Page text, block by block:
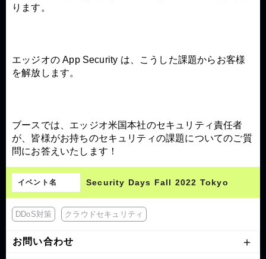
ります。
エッジオの App Security は、こうした課題からお客様
を解放します。
ブースでは、エッジオ米国本社のセキュリティ責任者
が、皆様がお持ちのセキュリティの課題についてのご質
問にお答えいたします！
イベント名 Security Days Fall 2022 Tokyo
DDoS対策 クラウドセキュリティ
お問い合わせ